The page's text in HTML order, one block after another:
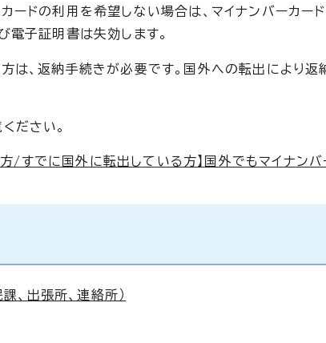
ードの利用を希望しない場合は、マイナンバーカー
電子証明書は失効します。
は、返納手続きが必要です。国外への転出により返
ださい。
方/すでに国外に転出している方】国外でもマイナン
、出張所、連絡所）